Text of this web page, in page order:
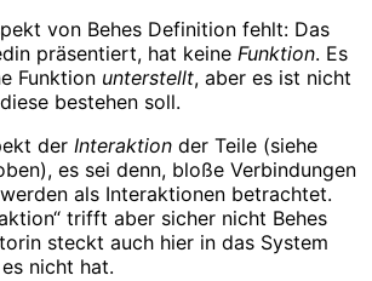
von Behes Definition fehlt: Das
präsentiert, hat keine Funktion. Es
Funktion unterstellt, aber es ist nicht
bestehen soll.
der Interaktion der Teile (siehe
es sei denn, bloße Verbindungen
als Interaktionen betrachtet.
trifft aber sicher nicht Behes
steckt auch hier in das System
nicht hat.